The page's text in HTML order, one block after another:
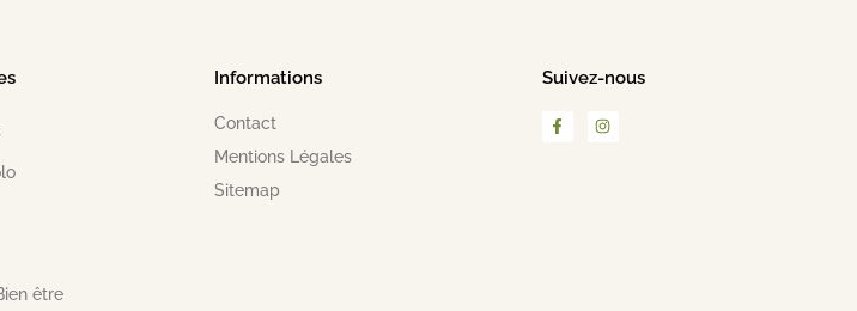
être
Informations
Contact
Mentions Légales
Sitemap
Suivez-nous